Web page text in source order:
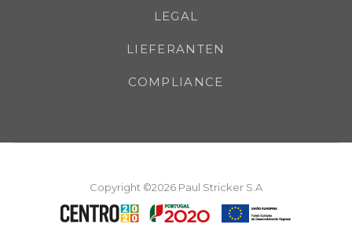
LEGAL
LIEFERANTEN
COMPLIANCE
Copyright ©2026 Paul Stricker S.A